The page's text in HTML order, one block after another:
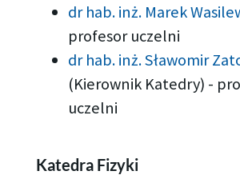
dr hab. inż. Marek
profesor uczelni
dr hab. inż. Sławomir
(Kierownik Katedry) -
uczelni
Katedra Fizyki